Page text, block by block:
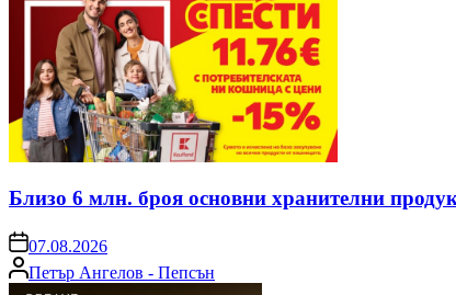
Близо 6 млн. броя основни хранителни
on07.08.2026
Posted
by
Петър Ангелов - Пепсън